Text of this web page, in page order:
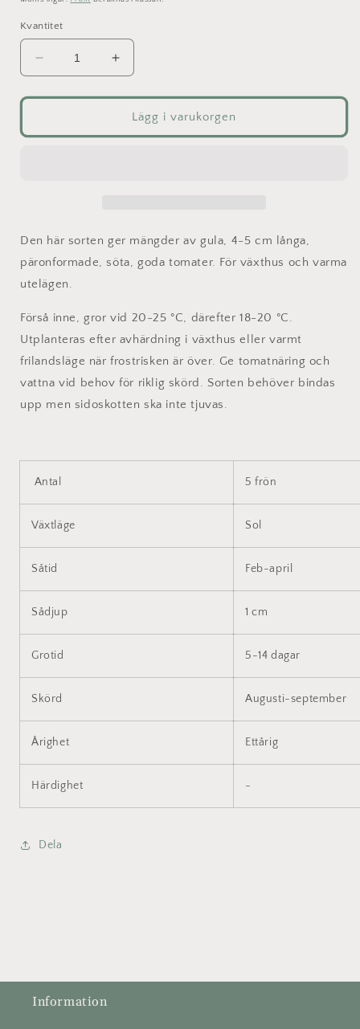
Kvantitet
Minska
kvantitet
för
-
Öka
kvantitet
för
Tomat
-
Lägg i varukorgen
Den här sorten ger mängder av gula, 4-5 cm långa,
päronformade, söta, goda tomater. För växthus och varma
utelägen.
Förså inne, gror vid 20-25 °C, därefter 18-20 °C.
Utplanteras efter avhärdning i växthus eller varmt
frilandsläge när frostrisken är över. Ge tomatnäring och
vattna vid behov för riklig skörd. Sorten behöver bindas
upp men sidoskotten ska inte tjuvas.
Antal 5 frön
Växtläge Sol
Såtid Feb-april
Sådjup 1 cm
Grotid 5-14 dagar
Skörd Augusti-september
Årighet Ettårig
Härdighet -
Dela
Information